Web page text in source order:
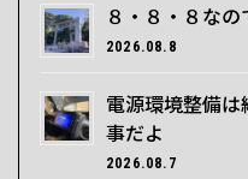
８・８・８なの
2026.08.8
電源環境整備
事だよ
2026.08.7